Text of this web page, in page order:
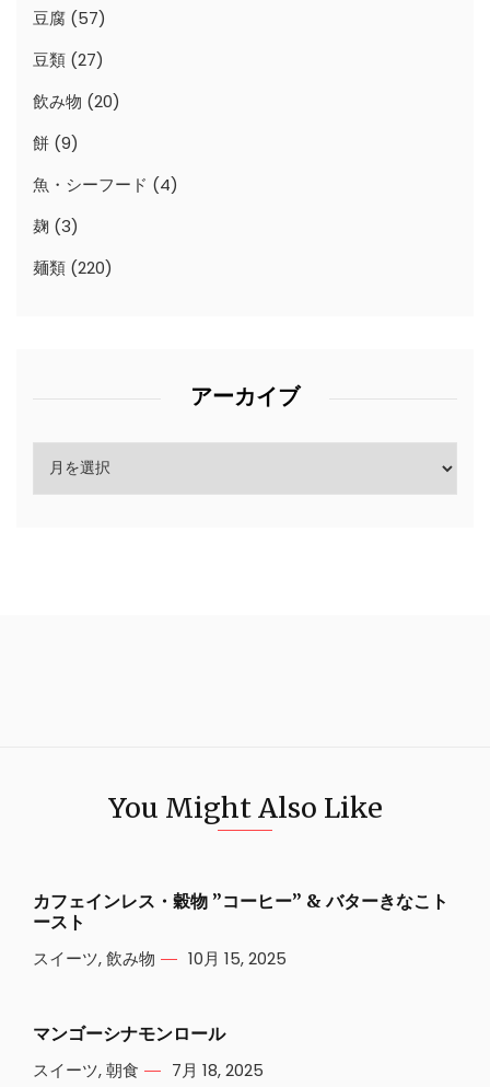
豆腐 (57)
豆類 (27)
飲み物 (20)
餅 (9)
魚・シーフード (4)
麹 (3)
麺類 (220)
アーカイブ
You Might Also Like
カフェインレス・穀物 ”コーヒー” & バターきなこト
ースト
スイーツ,飲み物 10月 15, 2025
マンゴーシナモンロール
スイーツ,朝食 7月 18, 2025